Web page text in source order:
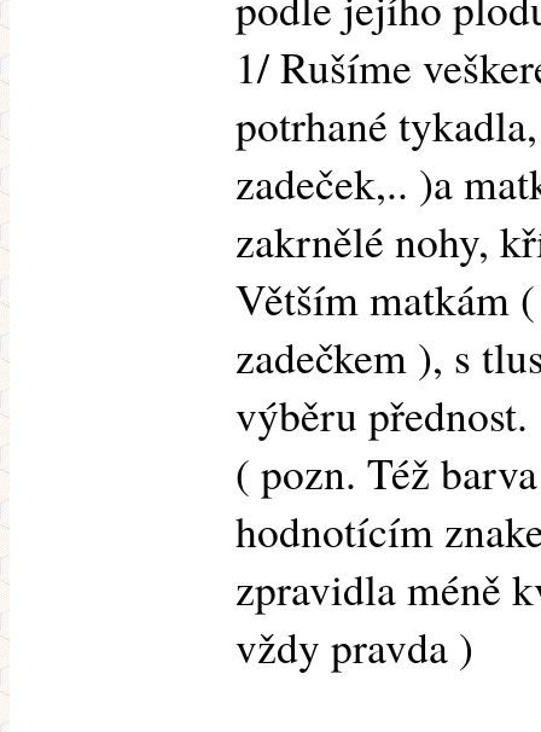
1/ Rušíme
potrhané
zadeček,.. )a
zakrnělé nohy,
Větším matkám
zadečkem ), s
výběru přednost.
( pozn. Též
hodnotícím
zpravidla méně
vždy pravda )